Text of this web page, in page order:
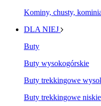
Kominy, chusty,
DLA NIEJ
Buty
Buty wysokogórskie
Buty trekkingowe
Buty trekkingowe niskie